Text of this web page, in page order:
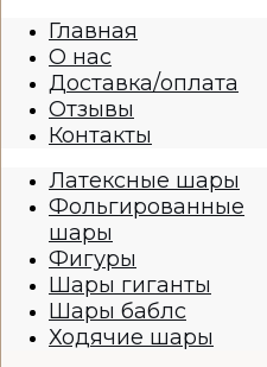
Главная
О нас
Доставка/оплата
Отзывы
Контакты
Латексные шары
Фольгированные
шары
Фигуры
Шары гиганты
Шары баблс
Ходячие шары